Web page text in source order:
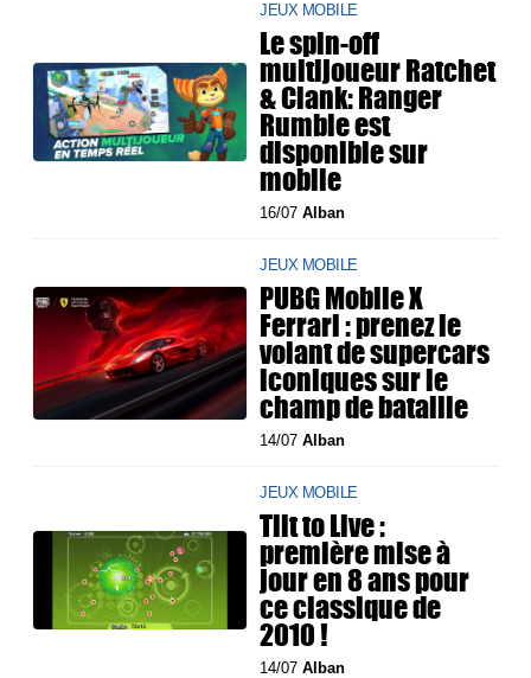
JEUX MOBILE
Le spin-off
multijoueur Ratchet
& Clank: Ranger
Rumble est
disponible sur
mobile
16/07Alban
JEUX MOBILE
PUBG Mobile X
Ferrari : prenez le
volant de supercars
iconiques sur le
champ de bataille
14/07Alban
JEUX MOBILE
Tilt to Live :
première mise à
jour en 8 ans pour
ce classique de
2010 !
14/07Alban